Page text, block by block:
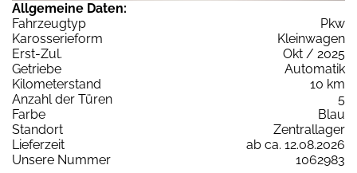
Allgemeine Daten:
Fahrzeugtyp
Pkw
Karosserieform
Kleinwagen
Erst-Zul.
Okt / 2025
Getriebe
Automatik
Kilometerstand
10 km
Anzahl der Türen
5
Farbe
Blau
Standort
Zentrallager
Lieferzeit
ab ca. 12.08.2026
Unsere Nummer
1062983